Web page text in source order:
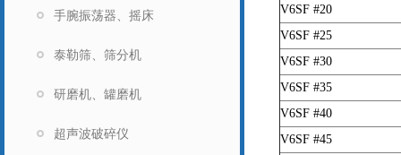
手腕振荡器、摇床
泰勒筛、筛分机
研磨机、罐磨机
超声波破碎仪
V6SF #20
V6SF #25
V6SF #30
V6SF #35
V6SF #40
V6SF #45